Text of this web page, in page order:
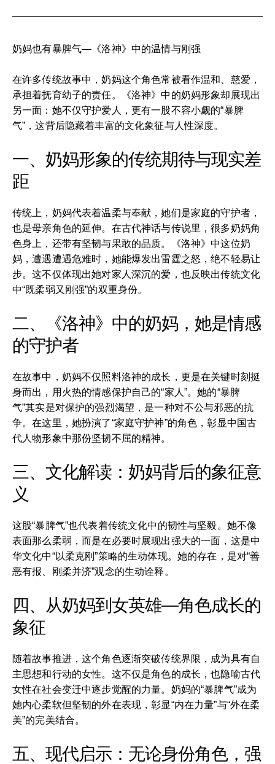
奶妈也有暴脾气—《洛神》中的温情与刚强
在许多传统故事中，奶妈这个角色常被看作温和、慈爱，
承担着抚育幼子的责任。《洛神》中的奶妈形象却展现出
另一面：她不仅守护爱人，更有一股不容小觑的“暴脾
气”，这背后隐藏着丰富的文化象征与人性深度。
一、奶妈形象的传统期待与现实差
距
传统上，奶妈代表着温柔与奉献，她们是家庭的守护者，
也是母亲角色的延伸。在古代神话与传说里，很多奶妈角
色身上，还带有坚韧与果敢的品质。《洛神》中这位奶
妈，遭遇遭遇危难时，她能爆发出雷霆之怒，绝不轻易让
步。这不仅体现出她对家人深沉的爱，也反映出传统文化
中“既柔弱又刚强”的双重身份。
二、《洛神》中的奶妈，她是情感
的守护者
在故事中，奶妈不仅照料洛神的成长，更是在关键时刻挺
身而出，用火热的情感保护自己的“家人”。她的“暴脾
气”其实是对保护的强烈渴望，是一种对不公与邪恶的抗
争。在这里，她扮演了“家庭守护神”的角色，彰显中国古
代人物形象中那份坚韧不屈的精神。
三、文化解读：奶妈背后的象征意
义
这股“暴脾气”也代表着传统文化中的韧性与坚毅。她不像
表面那么柔弱，而是在必要时展现出强大的一面，这是中
华文化中“以柔克刚”策略的生动体现。她的存在，是对“善
恶有报、刚柔并济”观念的生动诠释。
四、从奶妈到女英雄—角色成长的
象征
随着故事推进，这个角色逐渐突破传统界限，成为具有自
主思想和行动的女性。这不仅是角色的成长，也隐喻古代
女性在社会变迁中逐步觉醒的力量。奶妈的“暴脾气”成为
她内心柔软但坚韧的外在表现，彰显“内在力量”与“外在柔
美”的完美结合。
五、现代启示：无论身份角色，强